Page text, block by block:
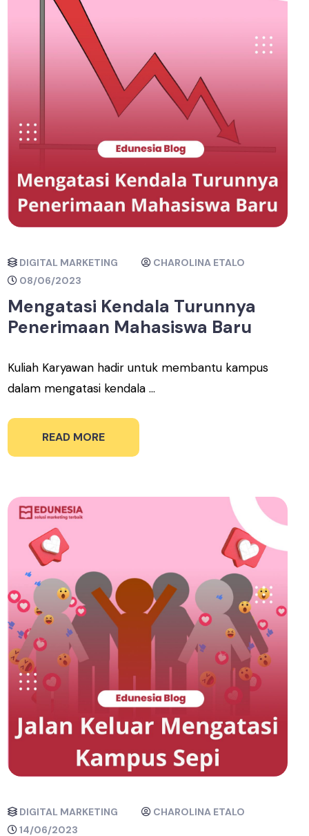
DIGITAL MARKETING
CHAROLINA ETALO
08/06/2023
Mengatasi Kendala Turunnya
Penerimaan Mahasiswa Baru
Kuliah Karyawan hadir untuk membantu kampus
dalam mengatasi kendala ...
READ MORE
DIGITAL MARKETING
CHAROLINA ETALO
14/06/2023